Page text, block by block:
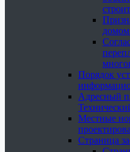
Порядок
Адресный
Местные
Страница